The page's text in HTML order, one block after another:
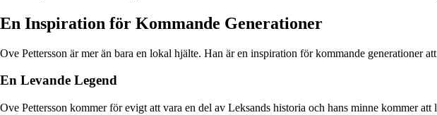
En Inspiration för Kommande Generationer
Ove Pettersson är mer än bara en lokal hjälte. Han är en inspiration för kommande generationer
En Levande Legend
Ove Pettersson kommer för evigt att vara en del av Leksands historia och hans minne kommer